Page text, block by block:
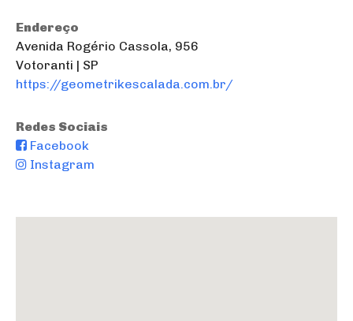
Endereço
Avenida Rogério Cassola, 956
Votoranti | SP
https://geometrikescalada.com.br/
Redes Sociais
Facebook
Instagram